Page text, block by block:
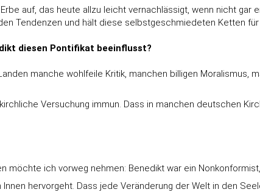
auf, das heute allzu leicht vernachlässigt, wenn nicht gar
Tendenzen und hält diese selbstgeschmiedeten Ketten für
diesen Pontifikat beeinflusst?
manche wohlfeile Kritik, manchen billigen Moralismus,
Versuchung immun. Dass in manchen deutschen
möchte ich vorweg nehmen: Benedikt war ein
hervorgeht. Dass jede Veränderung der Welt in den